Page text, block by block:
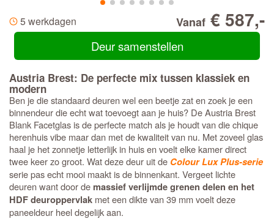
5 werkdagen Vanaf € 587,-
Deur samenstellen
Austria Brest: De perfecte mix tussen klassiek en
modern
Ben je die standaard deuren wel een beetje zat en zoek je een
binnendeur die echt wat toevoegt aan je huis? De Austria Brest
Blank Facetglas is de perfecte match als je houdt van die chique
herenhuis vibe maar dan met de kwaliteit van nu. Met zoveel glas
haal je het zonnetje letterlijk in huis en voelt elke kamer direct
twee keer zo groot. Wat deze deur uit de Colour Lux Plus-serie
serie pas echt mooi maakt is de binnenkant. Vergeet lichte
deuren want door de massief verlijmde grenen delen en het
HDF deuroppervlak met een dikte van 39 mm voelt deze
paneeldeur heel degelijk aan.